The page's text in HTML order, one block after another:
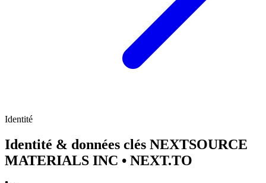
Identité
Identité & données clés NEXTSOURCE
MATERIALS INC • NEXT.TO